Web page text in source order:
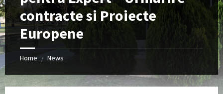
contracte si Proiecte
Europene
Home / News